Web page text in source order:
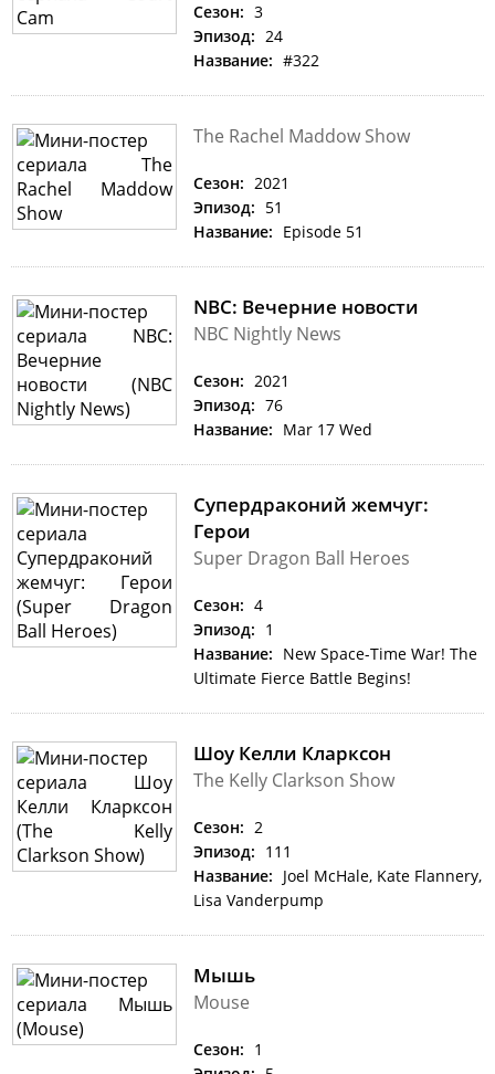
Сезон: 3
Эпизод: 24
Название: #322
The Rachel Maddow Show
Сезон: 2021
Эпизод: 51
Название: Episode 51
NBC: Вечерние новости
NBC Nightly News
Сезон: 2021
Эпизод: 76
Название: Mar 17 Wed
Супердраконий жемчуг:
Герои
Super Dragon Ball Heroes
Сезон: 4
Эпизод: 1
Название: New Space-Time War! The
Ultimate Fierce Battle Begins!
Шоу Келли Кларксон
The Kelly Clarkson Show
Сезон: 2
Эпизод: 111
Название: Joel McHale, Kate Flannery,
Lisa Vanderpump
Мышь
Mouse
Сезон: 1